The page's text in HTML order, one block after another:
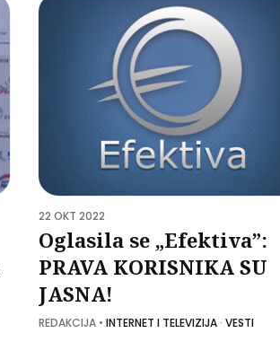
22 OKT 2022
Oglasila se „Efektiva”:
PRAVA KORISNIKA SU
JASNA!
REDAKCIJA• INTERNET I TELEVIZIJA· VESTI